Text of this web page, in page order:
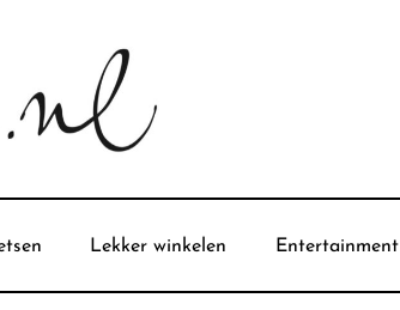
Lekker winkelen Entertainment